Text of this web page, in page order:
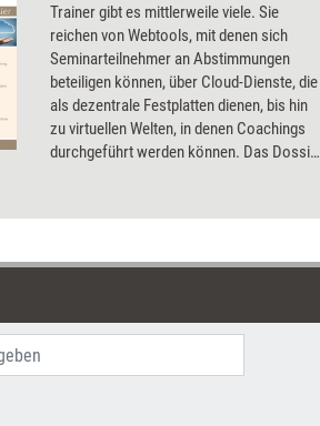
Trainer gibt es mittlerweile viele. Sie
reichen von Webtools, mit denen sich
Seminarteilnehmer an Abstimmungen
beteiligen können, über Cloud-Dienste, die
als dezentrale Festplatten dienen, bis hin
zu virtuellen Welten, in denen Coachings
durchgeführt werden können. Das Dossier
und erläutert, wie Trainer und Coachs sie